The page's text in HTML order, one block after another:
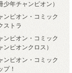
少年チャンピオン）
ンピオン・コミック
ストラ
ンピオン・コミック
ンピオンクロス）
ンピオン・コミック
プ！